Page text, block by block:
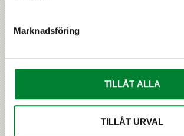
Marknadsföring
TILLÅT ALLA
TILLÅT URVAL
RELATERAT